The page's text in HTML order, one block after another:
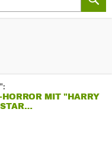
HORROR MIT "HARRY
STAR…